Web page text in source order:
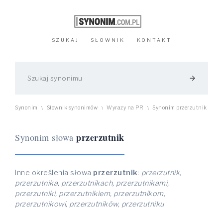
SZUKAJ SŁOWNIK KONTAKT
arrow_forward
Synonim \ Słownik synonimów \ Wyrazy na PR \ Synonim przerzutnik
Synonim słowa przerzutnik
Inne określenia słowa przerzutnik: przerzutnik,
przerzutnika, przerzutnikach, przerzutnikami,
przerzutniki, przerzutnikiem, przerzutnikom,
przerzutnikowi, przerzutników, przerzutniku